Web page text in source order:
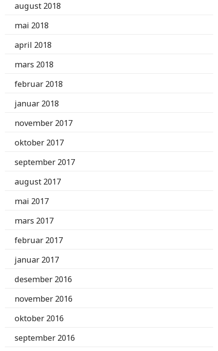
august 2018
mai 2018
april 2018
mars 2018
februar 2018
januar 2018
november 2017
oktober 2017
september 2017
august 2017
mai 2017
mars 2017
februar 2017
januar 2017
desember 2016
november 2016
oktober 2016
september 2016